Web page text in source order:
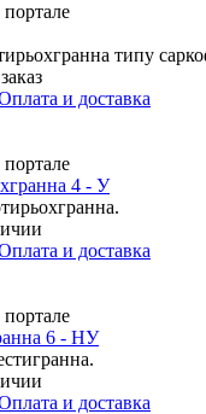
портале
типу
и доставка
портале
4 - У
и доставка
портале
6 - НУ
и доставка